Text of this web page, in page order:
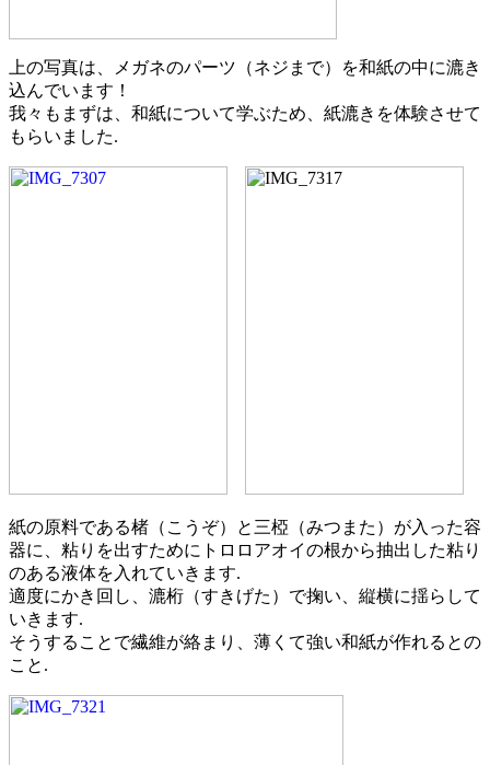
上の写真は、メガネのパーツ（ネジまで）を和紙の中に漉き
込んでいます！
我々もまずは、和紙について学ぶため、紙漉きを体験させて
もらいました.
紙の原料である楮（こうぞ）と三椏（みつまた）が入った容
器に、粘りを出すためにトロロアオイの根から抽出した粘り
のある液体を入れていきます.
適度にかき回し、漉桁（すきげた）で掬い、縦横に揺らして
いきます.
そうすることで繊維が絡まり、薄くて強い和紙が作れるとの
こと.